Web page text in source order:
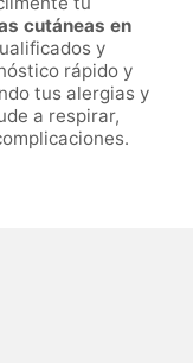
cutáneas en
y
rápido y
tus alergias y
a respirar,